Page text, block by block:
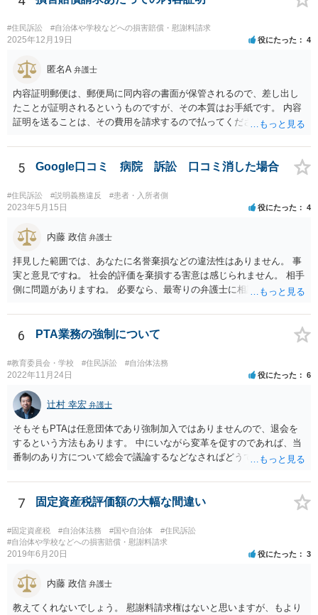
#住民訴訟 #自治体や学校などへの損害賠償・慰謝料請求
2025年12月19日 役にたった 4
匿名A 弁護士
内容証明郵便は、郵便局に同内容の書面が保管されるので、差し出し
たことが証明されるというものですが、その本質はお手紙です。 内容
証明を送ることは、その費用を請求するので払ってくださいという申
じる義務が（内容証明郵便の効力として）生じるというものではな
く、無視されたらそれでおしまいです。 その後は、裁判を起こして判
決を得て強制的に支払ってもらえるようにするかどうかを検討する必
要があります。郵便を送らずに最初から裁判所に申し立てる方法もあ
りえます。 弁護士に依頼する場合、何を依頼するかということをよく
けでよいのかどうか（これだけなら数万円でしょう）、その後の交渉
を依頼するかどうか、請求金額との関係で、赤字になるかもしれない
ので、交渉の依頼はしないのか、など、検討すべき点はいろいろあり
ますので、まずは、お近くの弁護士に直接相談してみてください。
5 Google口コミ 病院 訴訟 口コミ消した場合
#住民訴訟 #説明義務違反 #患者・入所者側
2023年5月15日 役にたった 4
内藤 政信 弁護士
拝見した範囲では、あなたに名誉棄損などの違法性はありません。 事
実と意見ですね。 社会的評価を棄損する害意は感じられません。 相手
側に問題がありますね。 必要なら、最寄りの弁護士に相談して下さ
6 PTA業務の強制について
#教育委員会・学校 #住民訴訟 #自治体法務
2022年11月24日 役にたった 6
辻村 幸宏 弁護士
そもそもPTAは任意団体であり強制加入ではありませんので、退会を
するという方法もあります。 中にいながら変革を促すのであれば、当
番制のあり方について総会で議論するなどなさればどうでしょうか。
7 固定資産税評価額の大幅な間違い
#固定資産税 #自治体法務 #国や自治体
#住民訴訟
#自治体や学校などへの損害賠償・慰謝料請求
2019年6月20日 役にたった 3
内藤 政信 弁護士
教えてくれないでしょう。 慰謝料請求権はないと思いますが、もより